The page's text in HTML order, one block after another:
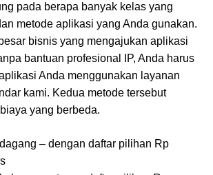
pada berapa banyak kelas yang
metode aplikasi yang Anda gunakan.
bisnis yang mengajukan aplikasi
bantuan profesional IP, Anda harus
Anda menggunakan layanan
kami. Kedua metode tersebut
yang berbeda.
– dengan daftar pilihan Rp